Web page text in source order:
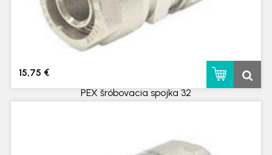
PEX šróbovacia spojka 32
15,75 €